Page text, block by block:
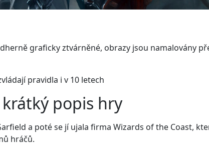
graficky ztvárněné, obrazy jsou namalovány
pravidla i v 10 letech
popis hry
a poté se jí ujala firma Wizards of the Coast,
hráčů.